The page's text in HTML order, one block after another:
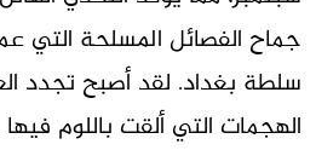
جماح الفصائل المسلحة التي
سلطة بغداد. لقد أصبح تجدد
الهجمات التي ألقت باللوم